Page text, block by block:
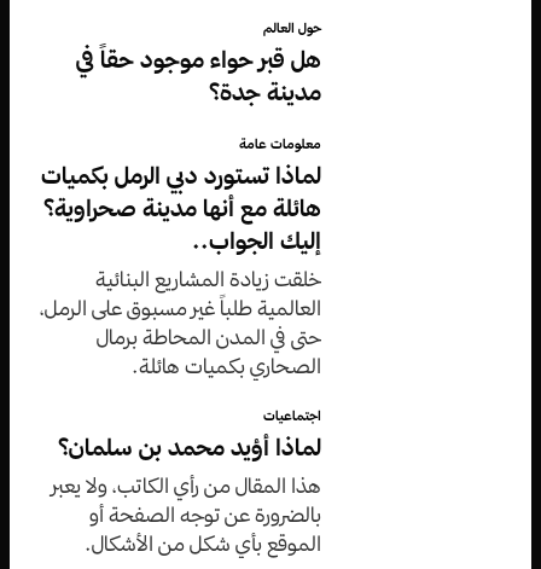
حول العالم
هل قبر حواء موجود حقاً في
مدينة جدة؟
معلومات عامة
لماذا تستورد دبي الرمل بكميات
هائلة مع أنها مدينة صحراوية؟
إليك الجواب..
خلقت زيادة المشاريع البنائية
العالمية طلباً غير مسبوق على الرمل،
حتى في المدن المحاطة برمال
الصحاري بكميات هائلة.
اجتماعيات
لماذا أؤيد محمد بن سلمان؟
هذا المقال من رأي الكاتب، ولا يعبر
بالضرورة عن توجه الصفحة أو
الموقع بأي شكل من الأشكال.